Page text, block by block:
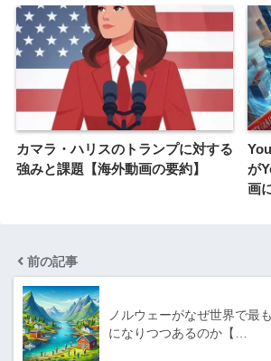
カマラ・ハリスのトランプに対する
強みと課題【海外動画の要約】
が
画
前の記事
ノルウェーがなぜ世界で最
になりつつあるのか【…